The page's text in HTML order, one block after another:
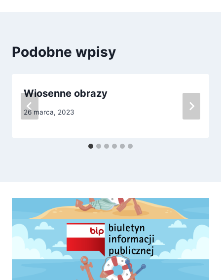
Podobne wpisy
Wiosenne obrazy
26 marca, 2023